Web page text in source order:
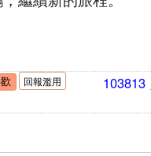
回報濫用 103813